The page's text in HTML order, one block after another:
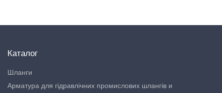
Каталог
Шланги
Арматура для гідравлічних промислових шлангів и